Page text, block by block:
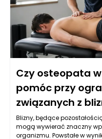
Czy osteopata
pomóc przy
związanych z
Blizny, będące
mogą wywierać znaczny
organizmu. Powstałe w